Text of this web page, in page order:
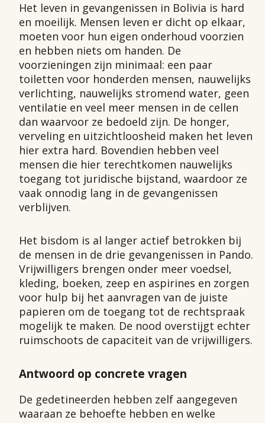
Het leven in gevangenissen in Bolivia is hard
en moeilijk. Mensen leven er dicht op elkaar,
moeten voor hun eigen onderhoud voorzien
en hebben niets om handen. De
voorzieningen zijn minimaal: een paar
toiletten voor honderden mensen, nauwelijks
verlichting, nauwelijks stromend water, geen
ventilatie en veel meer mensen in de cellen
dan waarvoor ze bedoeld zijn. De honger,
verveling en uitzichtloosheid maken het leven
hier extra hard. Bovendien hebben veel
mensen die hier terechtkomen nauwelijks
toegang tot juridische bijstand, waardoor ze
vaak onnodig lang in de gevangenissen
verblijven.
Het bisdom is al langer actief betrokken bij
de mensen in de drie gevangenissen in Pando.
Vrijwilligers brengen onder meer voedsel,
kleding, boeken, zeep en aspirines en zorgen
voor hulp bij het aanvragen van de juiste
papieren om de toegang tot de rechtspraak
mogelijk te maken. De nood overstijgt echter
ruimschoots de capaciteit van de vrijwilligers.
Antwoord op concrete vragen
De gedetineerden hebben zelf aangegeven
waaraan ze behoefte hebben en welke